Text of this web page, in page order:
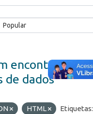
encontrados
de dados
HTML Etiquetas: